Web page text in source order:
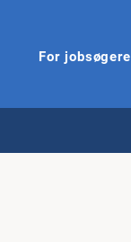
For jobsøgere